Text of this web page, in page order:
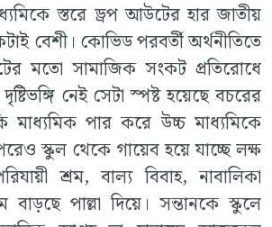
স্তরে ড্রপ আউটের হার জাতীয়
বেশী। কোভিড পরবর্তী অর্থনীতিতে
মতো সামাজিক সংকট প্রতিরোধে
নেই সেটা স্পষ্ট হয়েছে বচরের
পার করে উচ্চ মাধ্যমিকে
স্কুল থেকে গায়েব হয়ে যাচ্ছে লক্ষ
শ্রম, বাল্য বিবাহ, নাবালিকা
পাল্লা দিয়ে। সন্তানকে স্কুলে